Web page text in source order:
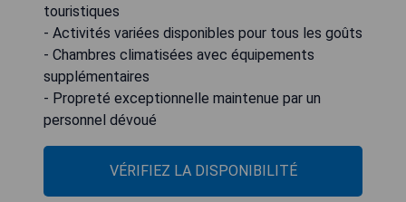
touristiques
- Activités variées disponibles pour tous les goûts
- Chambres climatisées avec équipements
supplémentaires
- Propreté exceptionnelle maintenue par un
personnel dévoué
VÉRIFIEZ LA DISPONIBILITÉ